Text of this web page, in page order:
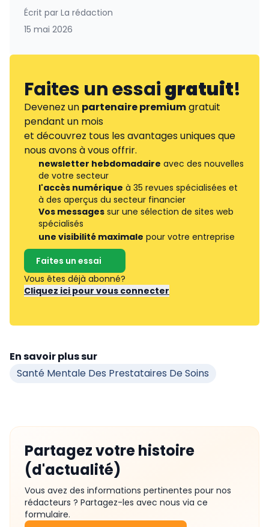
Écrit par La rédaction
15 mai 2026
Faites un essaigratuit!
Devenez un partenaire premiumgratuit
pendant un mois
et découvrez tous les avantages uniques que
nous avons à vous offrir.
newsletter hebdomadaire avec des nouvelles
de votre secteur
l'accès numérique à 35 revues spécialisées et
à des aperçus du secteur financier
Vos messages sur une sélection de sites web
spécialisés
une visibilité maximale pour votre entreprise
Faites un essai
Vous êtes déjà abonné?
Cliquez ici pour vous connecter
En savoir plus sur
Santé Mentale Des Prestataires De Soins
Partagez votre histoire
(d'actualité)
Vous avez des informations pertinentes pour nos
rédacteurs ? Partagez-les avec nous via ce
formulaire.